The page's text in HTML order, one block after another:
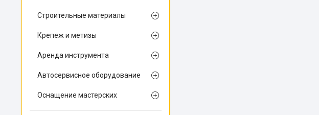
Строительные материалы
Крепеж и метизы
Аренда инструмента
Автосервисное оборудование
Оснащение мастерских